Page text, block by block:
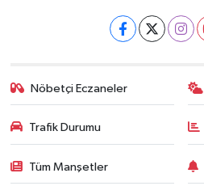
Nöbetçi Eczaneler
Trafik Durumu
Tüm Manşetler